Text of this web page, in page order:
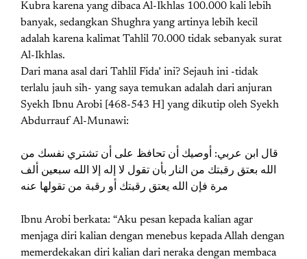
Kubra karena yang dibaca Al-Ikhlas 100.000 kali lebih
banyak, sedangkan Shughra yang artinya lebih kecil
adalah karena kalimat Tahlil 70.000 tidak sebanyak surat
Al-Ikhlas.
Dari mana asal dari Tahlil Fida’ ini? Sejauh ini -tidak
terlalu jauh sih- yang saya temukan adalah dari anjuran
Syekh Ibnu Arobi [468-543 H] yang dikutip oleh Syekh
Abdurrauf Al-Munawi:
ﻗﺎﻝ اﺑﻦ ﻋﺮﺑﻲ: ﺃﻭﺻﻴﻚ ﺃﻥ ﺗﺤﺎﻓﻆ ﻋﻠﻰ ﺃﻥ ﺗﺸﺘﺮﻱ ﻧﻔﺴﻚ ﻣﻦ
اﻟﻠﻪ ﺑﻌﺘﻖ ﺭﻗﺒﺘﻚ ﻣﻦ اﻟﻨﺎﺭ ﺑﺄﻥ ﺗﻘﻮﻝ ﻻ ﺇﻟﻪ ﺇﻻ اﻟﻠﻪ ﺳﺒﻌﻴﻦ ﺃﻟﻒ
ﻣﺮﺓ ﻓﺈﻥ اﻟﻠﻪ ﻳﻌﺘﻖ ﺭﻗﺒﺘﻚ ﺃﻭ ﺭﻗﺒﺔ ﻣﻦ ﺗﻘﻮﻟﻬﺎ ﻋﻨﻪ
Ibnu Arobi berkata: “Aku pesan kepada kalian agar
menjaga diri kalian dengan menebus kepada Allah dengan
memerdekakan diri kalian dari neraka dengan membaca